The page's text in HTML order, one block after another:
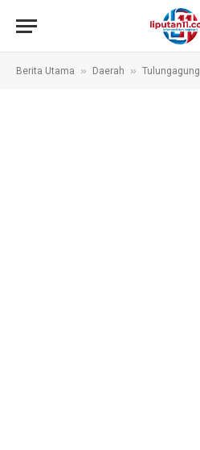
Berita Utama » Daerah » Tulungagung